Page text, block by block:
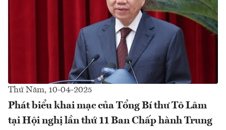
Thứ Năm, 10-04-2025
Phát biểu khai mạc của Tổng Bí thư Tô Lâm
tại Hội nghị lần thứ 11 Ban Chấp hành Trung